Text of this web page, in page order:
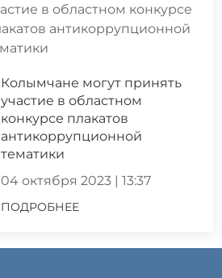
Колымчане могут принять
участие в областном
конкурсе плакатов
антикоррупционной
тематики
04 октября 2023 | 13:37
ПОДРОБНЕЕ